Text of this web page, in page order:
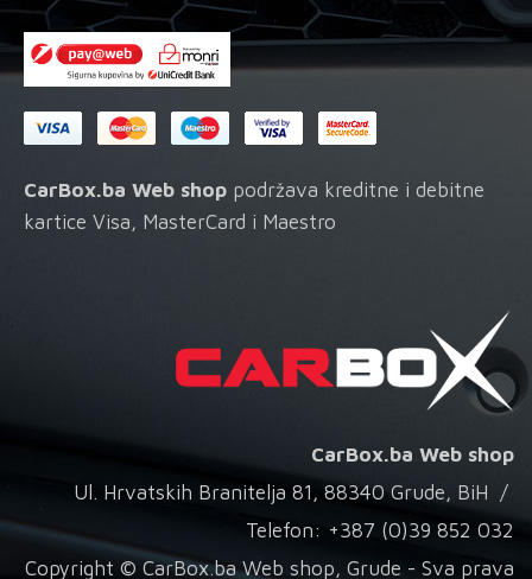
CarBox.ba Web shop podržava kreditne i debitne
kartice Visa, MasterCard i Maestro
CarBox.ba Web shop
Ul. Hrvatskih Branitelja 81, 88340 Grude, BiH /
Telefon: +387 (0)39 852 032
Copyright © CarBox.ba Web shop, Grude - Sva prava